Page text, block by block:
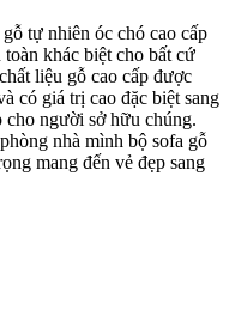
tự nhiên óc chó cao cấp
khác biệt cho bất cứ
liệu gỗ cao cấp được
có giá trị cao đặc biệt sang
cho người sở hữu chúng.
nhà mình bộ sofa gỗ
mang đến vẻ đẹp sang